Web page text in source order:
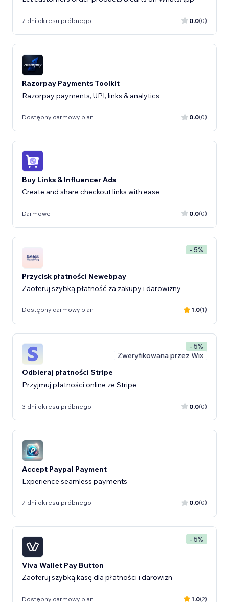
7 dni okresu próbnego 0.0(0)
Razorpay Payments Toolkit
Razorpay payments, UPI, links & analytics
Dostępny darmowy plan 0.0(0)
Buy Links & Influencer Ads
Create and share checkout links with ease
Darmowe 0.0(0)
- 5%
Przycisk płatności Newebpay
Zaoferuj szybką płatność za zakupy i darowizny
Dostępny darmowy plan 1.0(1)
- 5%
Zweryfikowana przez Wix
Odbieraj płatności Stripe
Przyjmuj płatności online ze Stripe
3 dni okresu próbnego 0.0(0)
Accept Paypal Payment
Experience seamless payments
7 dni okresu próbnego 0.0(0)
- 5%
Viva Wallet Pay Button
Zaoferuj szybką kasę dla płatności i darowizn
Dostępny darmowy plan 1.0(2)